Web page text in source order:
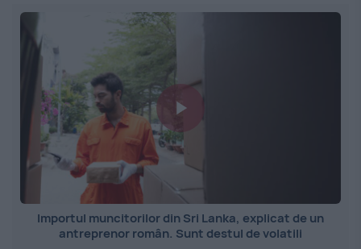
Importul muncitorilor din Sri Lanka, explicat de un
antreprenor român. Sunt destul de volatili